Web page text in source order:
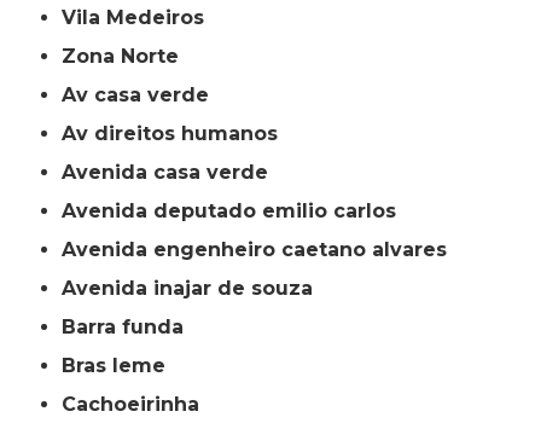
Vila Medeiros
Zona Norte
av casa verde
av direitos humanos
avenida casa verde
avenida deputado emilio carlos
avenida engenheiro caetano alvares
avenida inajar de souza
barra funda
bras leme
cachoeirinha